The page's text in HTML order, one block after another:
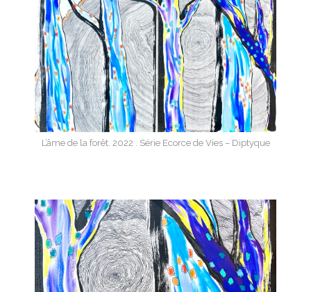
L’âme de la forêt. 2022 . Série Ecorce de Vies – Diptyque